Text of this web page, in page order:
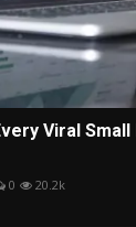
Viral
0 20.2k